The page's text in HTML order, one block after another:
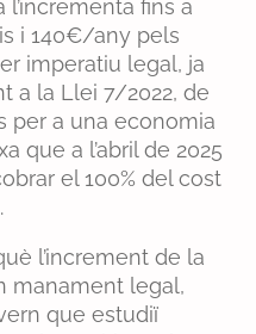
fins a
i 140€/any pels
imperatiu legal, ja
a la Llei 7/2022, de
per a una economia
que a l’abril de 2025
el 100% del cost
l’increment de la
manament legal,
que estudiï